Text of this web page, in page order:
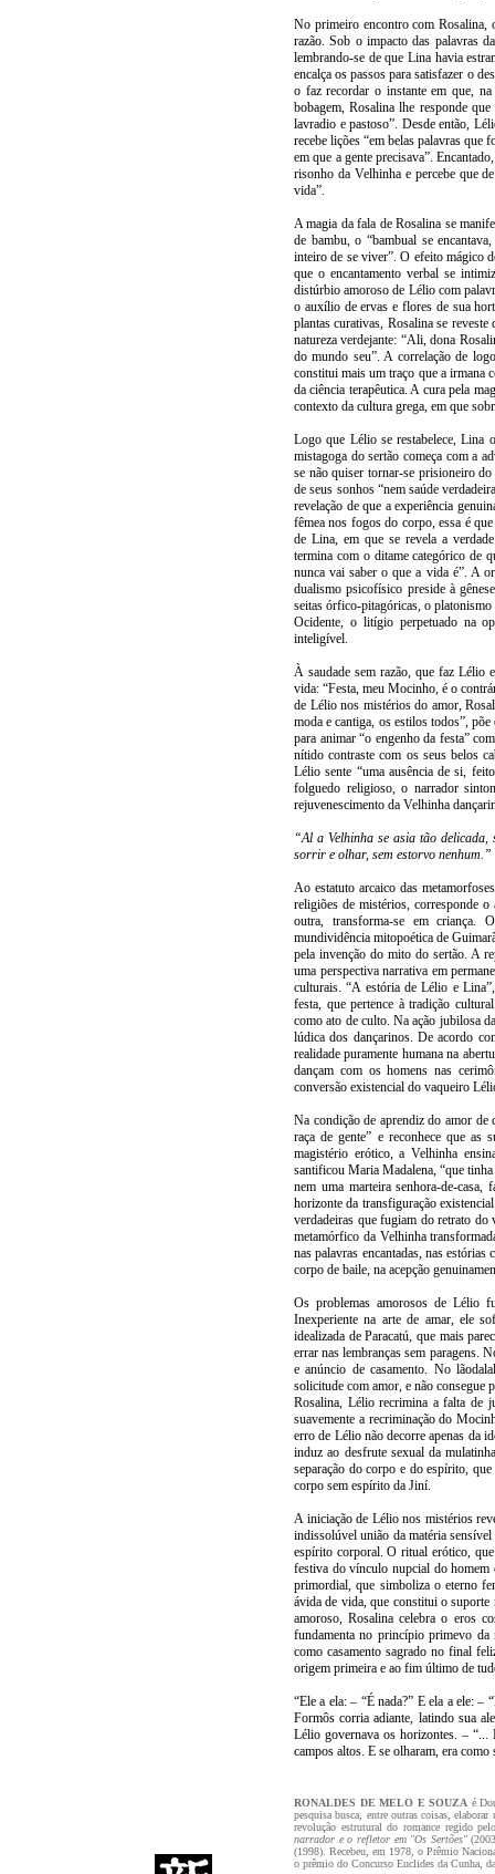
No primeiro encontro com Rosalina,
razão. Sob o impacto das palavras
lembrando-se de que Lina havia
encalça os passos para satisfazer o
o faz recordar o instante em que,
bobagem, Rosalina lhe responde
lavradio e pastoso”. Desde então,
recebe lições “em belas palavras que
em que a gente precisava”.
risonho da Velhinha e percebe que
vida”.
A magia da fala de Rosalina se
de bambu, o “bambual se
inteiro de se viver”. O efeito mágico
que o encantamento verbal se
distúrbio amoroso de Lélio com
o auxílio de ervas e flores de sua
plantas curativas, Rosalina se
natureza verdejante: “Ali, dona
do mundo seu”. A correlação de
constitui mais um traço que a irmana
da ciência terapêutica. A cura pela
contexto da cultura grega, em que
Logo que Lélio se restabelece, Lina
mistagoga do sertão começa com a
se não quiser tornar-se prisioneiro do
de seus sonhos “nem saúde
revelação de que a experiência
fêmea nos fogos do corpo, essa é
de Lina, em que se revela a
termina com o ditame categórico de
nunca vai saber o que a vida é”. A
dualismo psicofísico preside à
seitas órfico-pitagóricas, o
Ocidente, o litígio perpetuado na
inteligível.
À saudade sem razão, que faz Lélio
vida: “Festa, meu Mocinho, é o
de Lélio nos mistérios do amor,
moda e cantiga, os estilos todos”,
para animar “o engenho da festa”
nítido contraste com os seus belos
Lélio sente “uma ausência de si,
folguedo religioso, o narrador
rejuvenescimento da Velhinha
“Al a Velhinha se asia tão delicada,
sorrir e olhar, sem estorvo nenhum.”
Ao estatuto arcaico das
religiões de mistérios, corresponde
outra, transforma-se em criança.
mundividência mitopoética de
pela invenção do mito do sertão. A
uma perspectiva narrativa em
culturais. “A estória de Lélio e
festa, que pertence à tradição
como ato de culto. Na ação jubilosa
lúdica dos dançarinos. De acordo
realidade puramente humana na
dançam com os homens nas
conversão existencial do vaqueiro
Na condição de aprendiz do amor de
raça de gente” e reconhece que as
magistério erótico, a Velhinha
santificou Maria Madalena, “que
nem uma marteira senhora-de-
horizonte da transfiguração
verdadeiras que fugiam do retrato
metamórfico da Velhinha
nas palavras encantadas, nas
corpo de baile, na acepção
Os problemas amorosos de Lélio
Inexperiente na arte de amar, ele
idealizada de Paracatú, que mais
errar nas lembranças sem paragens.
e anúncio de casamento. No
solicitude com amor, e não consegue
Rosalina, Lélio recrimina a falta de
suavemente a recriminação do
erro de Lélio não decorre apenas da
induz ao desfrute sexual da
separação do corpo e do espírito,
corpo sem espírito da Jiní.
A iniciação de Lélio nos mistérios
indissolúvel união da matéria
espírito corporal. O ritual erótico,
festiva do vínculo nupcial do homem
primordial, que simboliza o eterno
ávida de vida, que constitui o
amoroso, Rosalina celebra o eros
fundamenta no princípio primevo da
como casamento sagrado no final
origem primeira e ao fim último de
“Ele a ela: – “É nada?” E ela a ele:
Formôs corria adiante, latindo sua
Lélio governava os horizontes. – “...
campos altos. E se olharam, era como
RONALDES DE MELO E SOUZA é
pesquisa busca, entre outras coisas,
revolução estrutural do romance regido
narrador e o refletor em "Os Sertões"
(1998). Recebeu, em 1978, o Prêmio
o prêmio do Concurso Euclides da Cunha,